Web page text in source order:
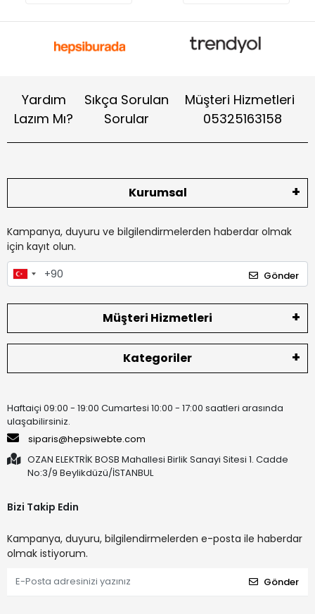
Yardım
Lazım Mı?
Sıkça Sorulan
Sorular
Müşteri Hizmetleri
05325163158
Kurumsal
Kampanya, duyuru ve bilgilendirmelerden haberdar olmak
için kayıt olun.
Gönder
Müşteri Hizmetleri
Kategoriler
Haftaiçi 09:00 - 19:00 Cumartesi 10:00 - 17:00 saatleri arasında
ulaşabilirsiniz.
siparis@hepsiwebte.com
OZAN ELEKTRİK BOSB Mahallesi Birlik Sanayi Sitesi 1. Cadde
No:3/9 Beylikdüzü/İSTANBUL
Bizi Takip Edin
Kampanya, duyuru, bilgilendirmelerden e-posta ile haberdar
olmak istiyorum.
Gönder